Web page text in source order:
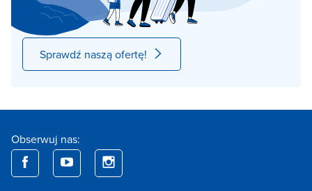
Sprawdź naszą ofertę!
Obserwuj nas: